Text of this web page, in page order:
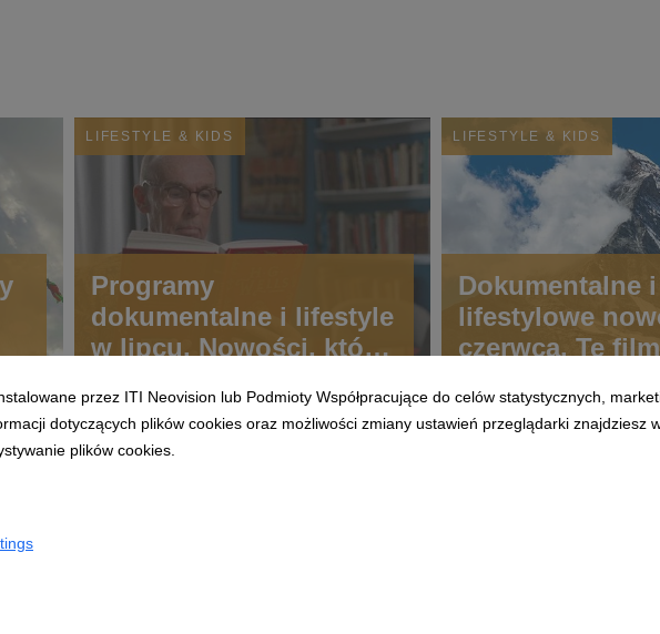
LIFESTYLE & KIDS
Programy
dokumentalne i lifestyle
w lipcu. Nowości, które
CANAL+ w tym
miesiącu.
LIFESTYLE & KIDS
Dokumentalne i
lifestylowe
czerwca. Te
CANAL+ w tym
miesiącu.
przez ITI Neovision lub Podmioty Współpracujące do celów statystycznych,
dotyczących plików cookies oraz możliwości zmiany ustawień przeglądarki znajdziesz
plików cookies.